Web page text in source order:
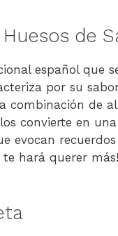
de
español que
por su
combinación de
convierte en
hará querer